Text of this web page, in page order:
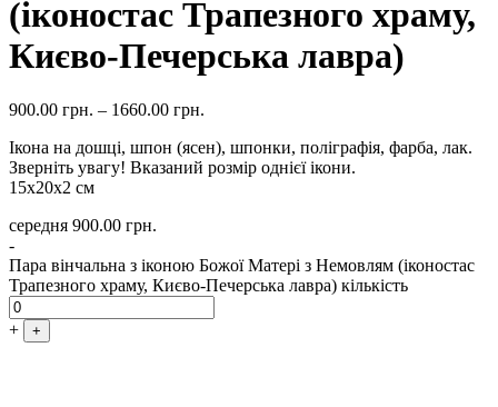
(іконостас Трапезного храму,
Києво-Печерська лавра)
900.00 грн. – 1660.00 грн.
Ікона на дошці, шпон (ясен), шпонки, поліграфія, фарба, лак.
Зверніть увагу! Вказаний розмір однієї ікони.
15х20х2 см
середня 900.00 грн.
-
Пара вінчальна з іконою Божої Матері з Немовлям (іконостас
Трапезного храму, Києво-Печерська лавра) кількість
+ +